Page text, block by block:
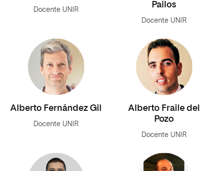
Docente UNIR
Pailos
Docente UNIR
Alberto Fernández Gil
Docente UNIR
Alberto Fraile del
Pozo
Docente UNIR